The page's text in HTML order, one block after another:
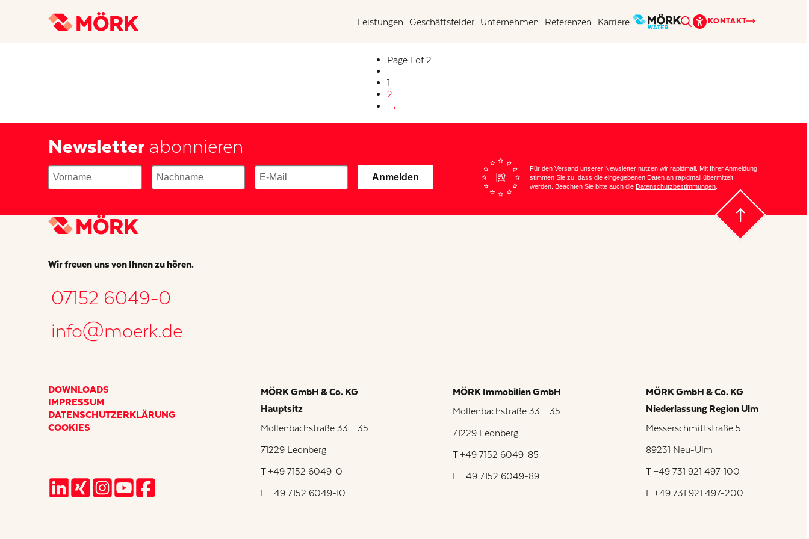
Leistungen Geschäftsfelder Unternehmen Referenzen Karriere KONTAKT
Page 1 of 2
1
2
→
Newsletter abonnieren
Anmelden
Für den Versand unserer Newsletter nutzen wir rapidmail. Mit Ihrer Anmeldung
stimmen Sie zu, dass die eingegebenen Daten an rapidmail übermittelt
werden. Beachten Sie bitte auch die Datenschutzbestimmungen.
Wir freuen uns von Ihnen zu hören.
07152 6049-0
info@moerk.de
DOWNLOADS
IMPRESSUM
DATENSCHUTZERKLÄRUNG
COOKIES
MÖRK GmbH & Co. KG
Hauptsitz
Mollenbachstraße 33 – 35
71229 Leonberg
T +49 7152 6049-0
F +49 7152 6049-10
MÖRK Immobilien GmbH
Mollenbachstraße 33 – 35
71229 Leonberg
T +49 7152 6049-85
F +49 7152 6049-89
MÖRK GmbH & Co. KG
Niederlassung Region Ulm
Messerschmittstraße 5
89231 Neu-Ulm
T +49 731 921 497-100
F +49 731 921 497-200